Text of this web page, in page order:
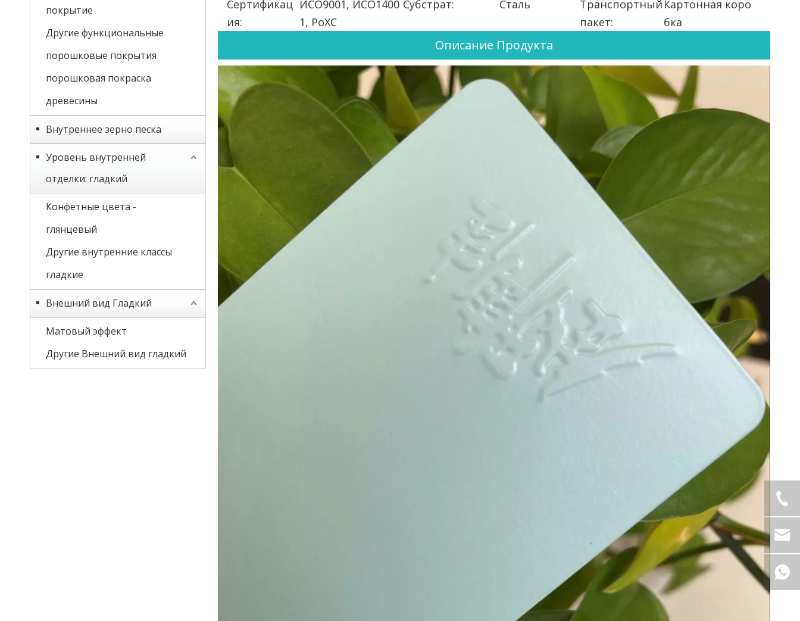
покрытие
Другие функциональные
порошковые покрытия
порошковая покраска
древесины
Внутреннее зерно песка
Уровень внутренней
отделки: гладкий
Конфетные цвета -
глянцевый
Другие внутренние классы
гладкие
Внешний вид Гладкий
Матовый эффект
Другие Внешний вид гладкий
Сертификац
ия:
ИСО9001, ИСО1400
1, РоХС
Субстрат: Сталь
Транспортный
пакет:
Картонная коро
бка
Описание Продукта